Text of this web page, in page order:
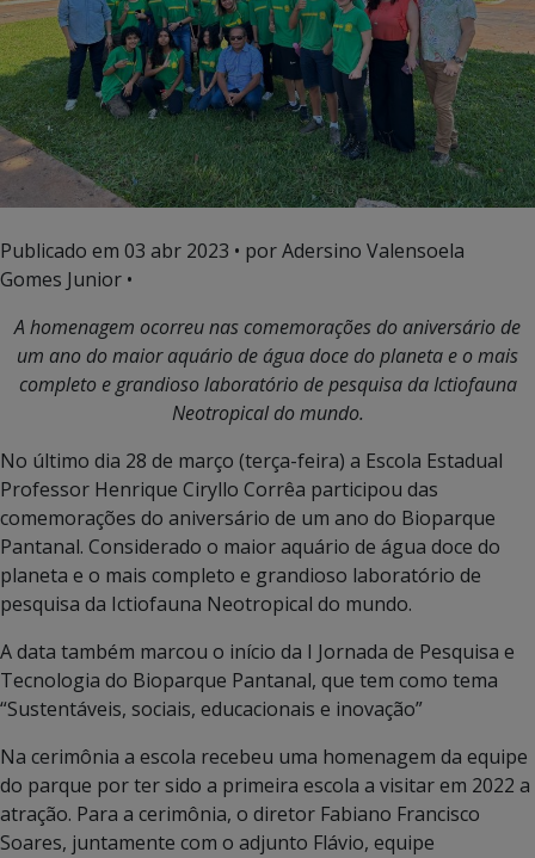
Publicado em 03 abr 2023 • por Adersino Valensoela
Gomes Junior •
A homenagem ocorreu nas comemorações do aniversário de
um ano domaior aquário de água doce do planeta e o mais
completo e grandioso laboratório de pesquisa da Ictiofauna
Neotropical do mundo.
No último dia 28 de março (terça-feira) a Escola Estadual
Professor Henrique Ciryllo Corrêa participou das
comemorações do aniversário de um ano do Bioparque
Pantanal. Considerado o maior aquário de água doce do
planeta e o mais completo e grandioso laboratório de
pesquisa da Ictiofauna Neotropical do mundo.
A data também marcou o início da I Jornada de Pesquisa e
Tecnologia do Bioparque Pantanal, que tem como tema
“Sustentáveis, sociais, educacionais e inovação”
Na cerimônia a escola recebeu uma homenagem da equipe
do parque por ter sido a primeira escola a visitar em 2022 a
atração. Para a cerimônia, o diretor Fabiano Francisco
Soares, juntamente com o adjunto Flávio, equipe